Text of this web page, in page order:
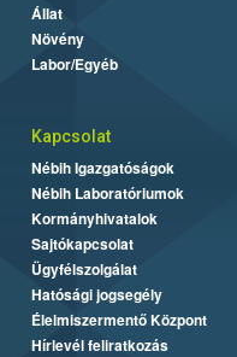
Állat
Növény
Labor/Egyéb
Kapcsolat
Nébih Igazgatóságok
Nébih Laboratóriumok
Kormányhivatalok
Sajtókapcsolat
Ügyfélszolgálat
Hatósági jogsegély
Élelmiszermentő Központ
Hírlevél feliratkozás